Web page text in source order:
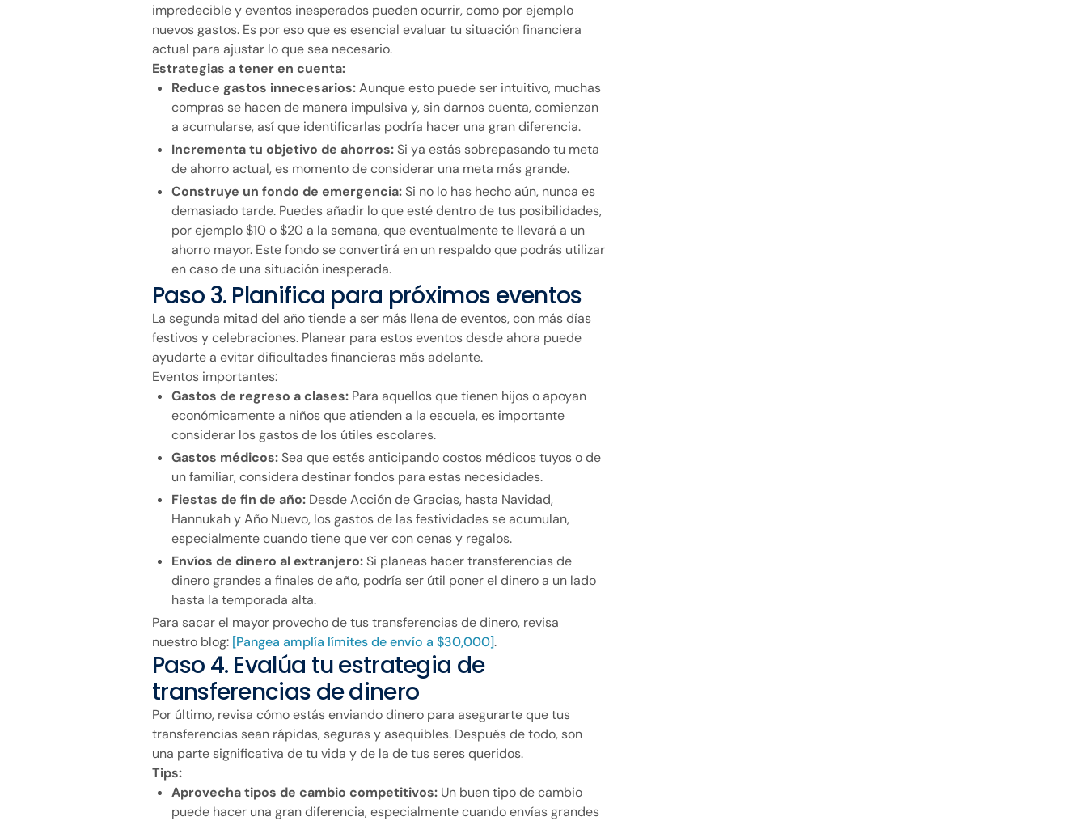
impredecible y eventos inesperados pueden ocurrir, como por ejemplo
nuevos gastos. Es por eso que es esencial evaluar tu situación financiera
actual para ajustar lo que sea necesario.
Estrategias a tener en cuenta:
Reduce gastos innecesarios:Aunque esto puede ser intuitivo, muchas
compras se hacen de manera impulsiva y, sin darnos cuenta, comienzan
a acumularse, así que identificarlas podría hacer una gran diferencia.
Incrementa tu objetivo de ahorros:Si ya estás sobrepasando tu meta
de ahorro actual, es momento de considerar una meta más grande.
Construye un fondo de emergencia:Si no lo has hecho aún, nunca es
demasiado tarde. Puedes añadir lo que esté dentro de tus posibilidades,
por ejemplo $10 o $20 a la semana, que eventualmente te llevará a un
ahorro mayor. Este fondo se convertirá en un respaldo que podrás utilizar
en caso de una situación inesperada.
Paso 3. Planifica para próximos eventos
La segunda mitad del año tiende a ser más llena de eventos, con más días
festivos y celebraciones. Planear para estos eventos desde ahora puede
ayudarte a evitar dificultades financieras más adelante.
Eventos importantes:
Gastos de regreso a clases: Para aquellos que tienen hijos o apoyan
económicamente a niños que atienden a la escuela, es importante
considerar los gastos de los útiles escolares.
Gastos médicos:Sea que estés anticipando costos médicos tuyos o de
un familiar, considera destinar fondos para estas necesidades.
Fiestas de fin de año: Desde Acción de Gracias, hasta Navidad,
Hannukah y Año Nuevo, los gastos de las festividades se acumulan,
especialmente cuando tiene que ver con cenas y regalos.
Envíos de dinero al extranjero:Si planeas hacer transferencias de
dinero grandes a finales de año, podría ser útil poner el dinero a un lado
hasta la temporada alta.
Para sacar el mayor provecho de tus transferencias de dinero, revisa
nuestro blog: [Pangea amplía límites de envío a $30,000].
Paso 4. Evalúa tu estrategia de
transferencias de dinero
Por último, revisa cómo estás enviando dinero para asegurarte que tus
transferencias sean rápidas, seguras y asequibles. Después de todo, son
una parte significativa de tu vida y de la de tus seres queridos.
Tips:
Aprovecha tipos de cambio competitivos: Un buen tipo de cambio
puede hacer una gran diferencia, especialmente cuando envías grandes